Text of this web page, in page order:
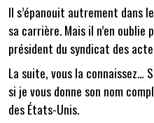
Il s’épanouit autrement dans
sa carrière. Mais il n’en oublie
président du syndicat des
La suite, vous la connaissez…
si je vous donne son nom
des États-Unis.